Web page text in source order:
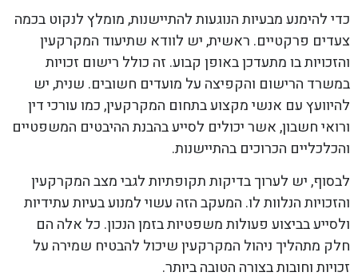
כדי להימנע מבעיות הנוגעות להתיישנות, מומלץ לנקוט בכמה
צעדים פרקטיים. ראשית, יש לוודא שתיעוד המקרקעין
והזכויות בו מתעדכן באופן קבוע. זה כולל רישום זכויות
במשרד הרישום והקפיצה על מועדים חשובים. שנית, יש
להיוועץ עם אנשי מקצוע בתחום המקרקעין, כמו עורכי דין
ורואי חשבון, אשר יכולים לסייע בהבנת ההיבטים המשפטיים
והכלכליים הכרוכים בהתיישנות.
לבסוף, יש לערוך בדיקות תקופתיות לגבי מצב המקרקעין
והזכויות הנלוות לו. המעקב הזה עשוי למנוע בעיות עתידיות
ולסייע בביצוע פעולות משפטיות בזמן הנכון. כל אלה הם
חלק מתהליך ניהול המקרקעין שיכול להבטיח שמירה על
זכויות וחובות בצורה הטובה ביותר.